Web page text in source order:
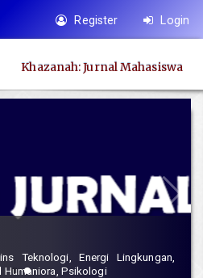
Register Login
Khazanah: Jurnal Mahasiswa
Teknologi, Energi Lingkungan,
Humaniora, Psikologi